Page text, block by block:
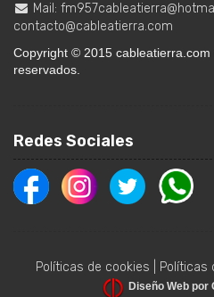
Mail:
contacto@cableatierra.com
Copyright © 2015
reservados.
Redes Sociales
Políticas de cookies Políticas
Diseño Web por